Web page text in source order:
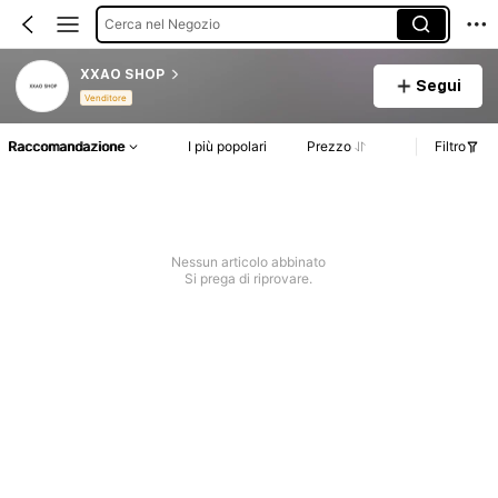
Cerca nel Negozio
XXAO SHOP
Venditore
Segui
Raccomandazione I più popolari Prezzo Filtro
Nessun articolo abbinato
Si prega di riprovare.